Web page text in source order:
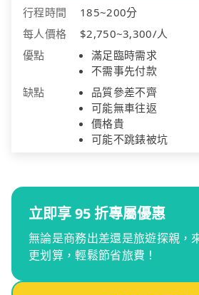
行程時間
185~200分
每人價格
$2,750~3,300/人
優點
滿足臨時需求
不需事先付款
缺點
品質參差不齊
可能無車往返
價格貴
可能不跳錶被坑
立即享 95 折專屬優惠
無論是商務出差還是旅遊探親，
更划算，輕鬆節省旅費！